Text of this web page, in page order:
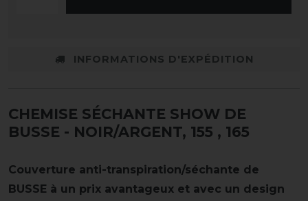
INFORMATIONS D'EXPÉDITION
CHEMISE SÉCHANTE SHOW DE
BUSSE - NOIR/ARGENT, 155 , 165
Couverture anti-transpiration/séchante de
BUSSE à un prix avantageux et avec un design